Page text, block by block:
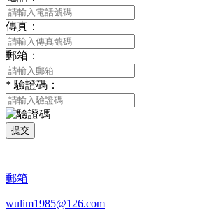
傳真：
郵箱：
* 驗證碼：
提交
郵箱
wulim1985@126.com